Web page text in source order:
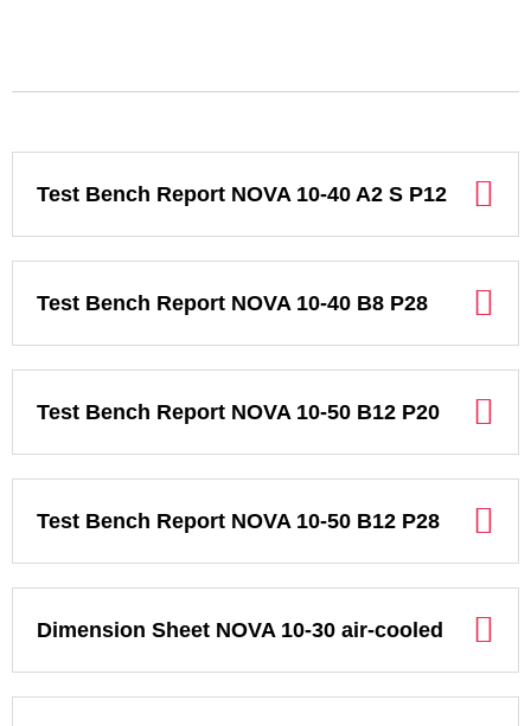
Test Bench Report NOVA 10-40 A2 S P12
Test Bench Report NOVA 10-40 B8 P28
Test Bench Report NOVA 10-50 B12 P20
Test Bench Report NOVA 10-50 B12 P28
Dimension Sheet NOVA 10-30 air-cooled